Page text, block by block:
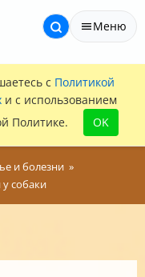
Меню
с Политикой
и с использованием
Политике.
OK
и болезни
собаки